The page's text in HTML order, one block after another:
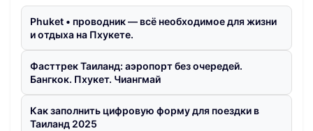
Phuket • проводник — всё необходимое для жизни
и отдыха на Пхукете.
Фасттрек Таиланд: аэропорт без очередей.
Бангкок. Пхукет. Чиангмай
Как заполнить цифровую форму для поездки в
Таиланд 2025